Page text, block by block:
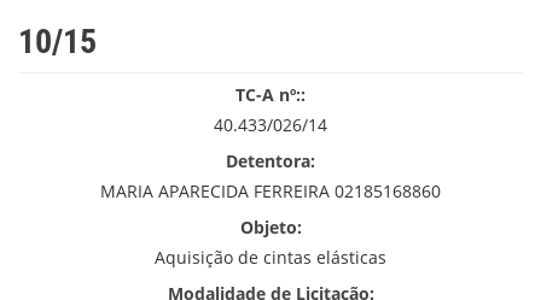
10/15
TC-A nº::
40.433/026/14
Detentora:
MARIA APARECIDA FERREIRA 02185168860
Objeto:
Aquisição de cintas elásticas
Modalidade de Licitação: